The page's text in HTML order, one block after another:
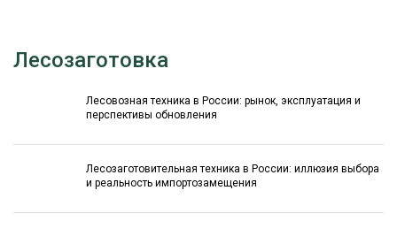
Лесозаготовка
Лесовозная техника в России: рынок, эксплуатация и
перспективы обновления
Лесозаготовительная техника в России: иллюзия выбора
и реальность импортозамещения